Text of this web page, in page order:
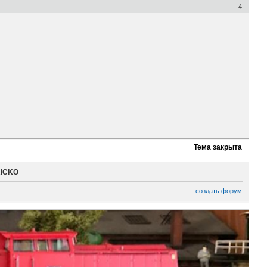
4
Тема закрыта
создать форум